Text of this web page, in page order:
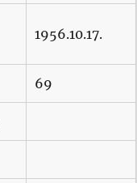
1956.10.17.
69